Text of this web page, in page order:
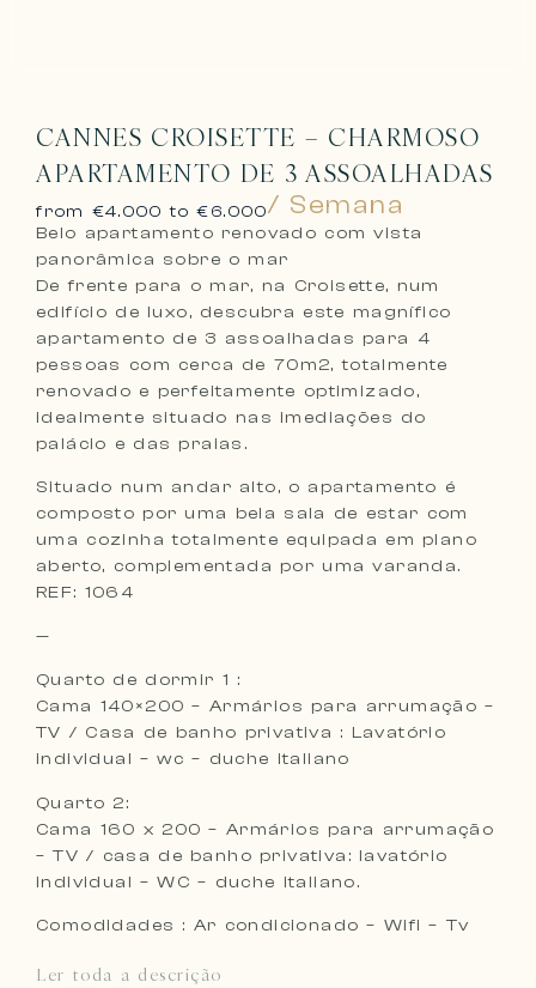
CANNES CROISETTE – CHARMOSO
APARTAMENTO DE 3 ASSOALHADAS
from €4.000 to €6.000/ Semana
Belo apartamento renovado com vista
panorâmica sobre o mar
De frente para o mar, na Croisette, num
edifício de luxo, descubra este magnífico
apartamento de 3 assoalhadas para 4
pessoas com cerca de 70m2, totalmente
renovado e perfeitamente optimizado,
idealmente situado nas imediações do
palácio e das praias.
Situado num andar alto, o apartamento é
composto por uma bela sala de estar com
uma cozinha totalmente equipada em plano
aberto, complementada por uma varanda.
REF: 1064
—
Quarto de dormir 1 :
Cama 140×200 – Armários para arrumação –
TV / Casa de banho privativa : Lavatório
individual – wc – duche italiano
Quarto 2:
Cama 160 x 200 – Armários para arrumação
– TV / casa de banho privativa: lavatório
individual – WC – duche italiano.
Comodidades : Ar condicionado – Wifi – Tv
Ler toda a descrição